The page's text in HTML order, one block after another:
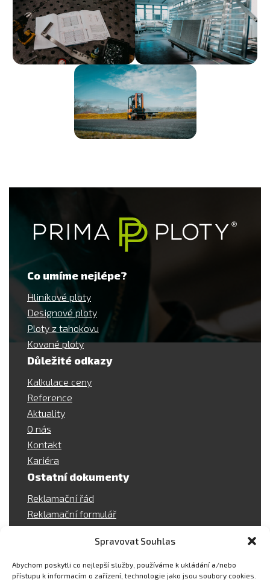
Spravovat Souhlas
Abychom poskytli co nejlepší služby, používáme k ukládání a/nebo
přístupu k informacím o zařízení, technologie jako jsou soubory cookies.
Co umíme nejlépe?
Hliníkové ploty
Designové ploty
Ploty z tahokovu
Kované ploty
Důležité odkazy
Kalkulace ceny
Reference
Aktuality
O nás
Kontakt
Kariéra
Ostatní dokumenty
Reklamační řád
Reklamační formulář
Ochrana osobních údajů
Rychlý kontakt
Petr Straka